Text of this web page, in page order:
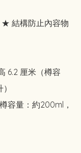
★ 結構防止內容物
6.2 厘米（樽容
容量：約200ml，